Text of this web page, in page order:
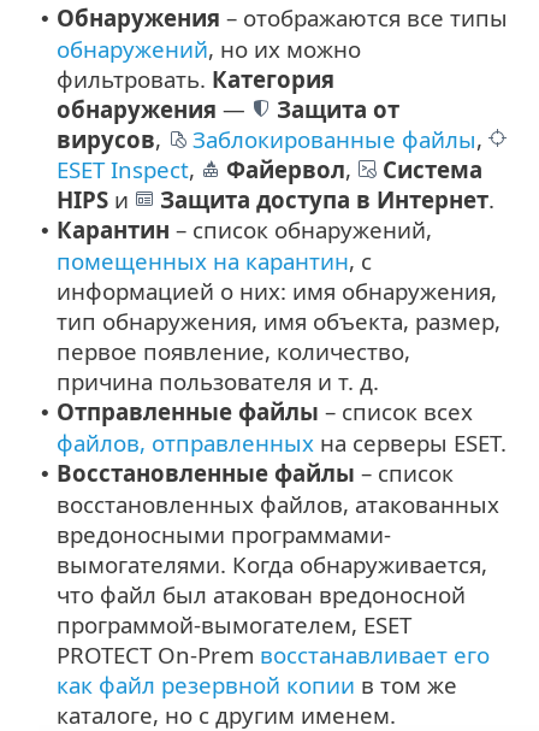
• Обнаружения – отображаются все типы
обнаружений, но их можно
фильтровать. Категория
обнаружения —
Защита от
вирусов, Заблокированные файлы,
ESET Inspect, Файервол,
Система
HIPS и Защита доступа в Интернет.
• Карантин – список обнаружений,
помещенных на карантин, с
информацией о них: имя обнаружения,
тип обнаружения, имя объекта, размер,
первое появление, количество,
причина пользователя и т. д.
• Отправленные файлы – список всех
файлов, отправленных на серверы ESET.
• Восстановленные файлы – список
восстановленных файлов, атакованных
вредоносными программами-
вымогателями. Когда обнаруживается,
что файл был атакован вредоносной
программой-вымогателем, ESET
PROTECT On-Prem восстанавливает его
как файл резервной копии в том же
каталоге, но с другим именем.